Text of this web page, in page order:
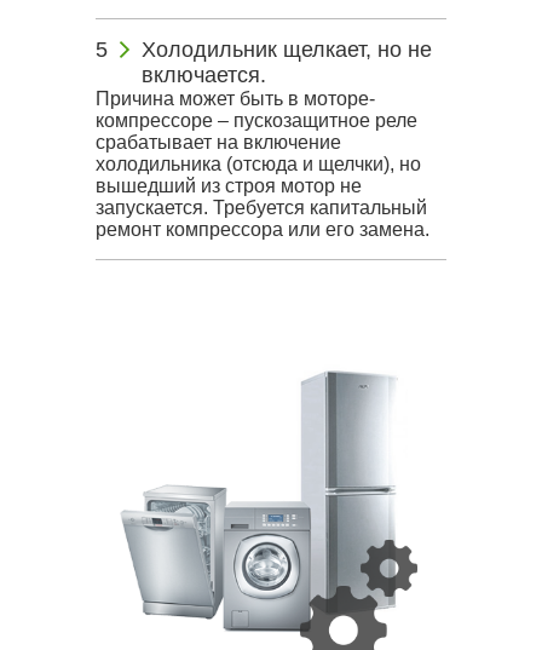
Холодильник щелкает, но не
включается.
Причина может быть в моторе-
компрессоре – пускозащитное реле
срабатывает на включение
холодильника (отсюда и щелчки), но
вышедший из строя мотор не
запускается. Требуется капитальный
ремонт компрессора или его замена.